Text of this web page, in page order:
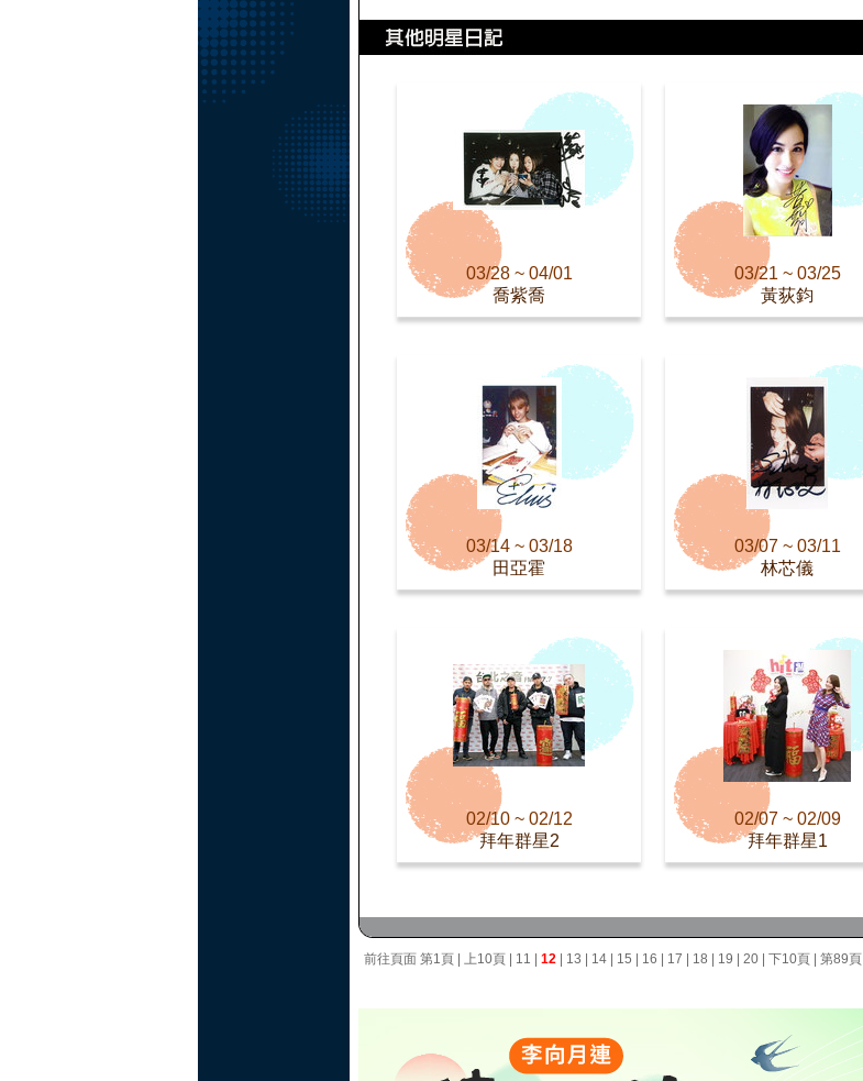
03/28 ~ 04/01
喬紫喬
03/21 ~ 03/25
黃荻鈞
03/14 ~ 03/18
田亞霍
03/07 ~ 03/11
林芯儀
02/10 ~ 02/12
拜年群星2
02/07 ~ 02/09
拜年群星1
前往頁面 第1頁 上10頁 11 12 13 14 15 16 17 18 19 20 下10頁 第89頁